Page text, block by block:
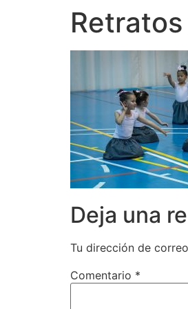
Deja una
Tu dirección de
Comentario *